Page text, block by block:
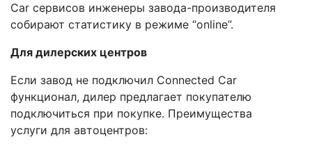
Car сервисов инженеры завода-производителя
собирают статистику в режиме “online”.
Для дилерских центров
Если завод не подключил Connected Car
функционал, дилер предлагает покупателю
подключиться при покупке. Преимущества
услуги для автоцентров: